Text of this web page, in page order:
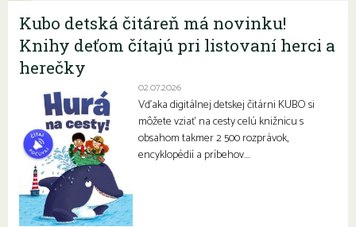
Kubo detská čitáreň má novinku!
Knihy deťom čítajú pri listovaní herci a
herečky
02.07.2026
Vďaka digitálnej detskej čitárni KUBO si
môžete vziať na cesty celú knižnicu s
obsahom takmer 2 500 rozprávok,
encyklopédií a príbehov….